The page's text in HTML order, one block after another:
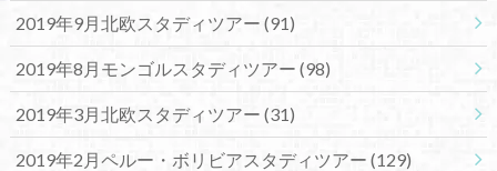
2019年9月北欧スタディツアー (91)
2019年8月モンゴルスタディツアー (98)
2019年3月北欧スタディツアー (31)
2019年2月ペルー・ボリビアスタディツアー (129)